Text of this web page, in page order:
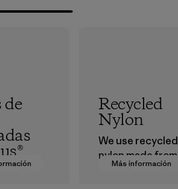
de
Más información
Recycled
Nylon
We use recycled
nylon made from
postindustrial